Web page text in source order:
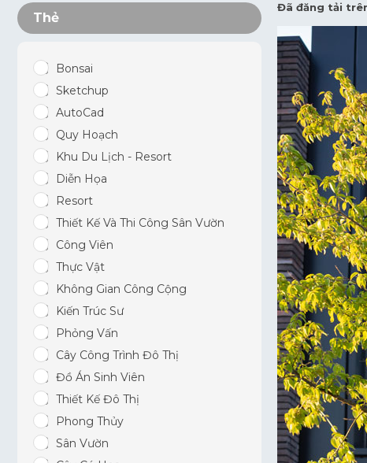
Thẻ
Bonsai
Sketchup
AutoCad
Quy Hoạch
Khu Du Lịch - Resort
Diễn Họa
Resort
Thiết Kế Và Thi Công Sân Vườn
Công Viên
Thực Vật
Không Gian Công Cộng
Kiến Trúc Sư
Phỏng Vấn
Cây Công Trình Đô Thị
Đồ Án Sinh Viên
Thiết Kế Đô Thị
Phong Thủy
Sân Vườn
Đã đăng tải